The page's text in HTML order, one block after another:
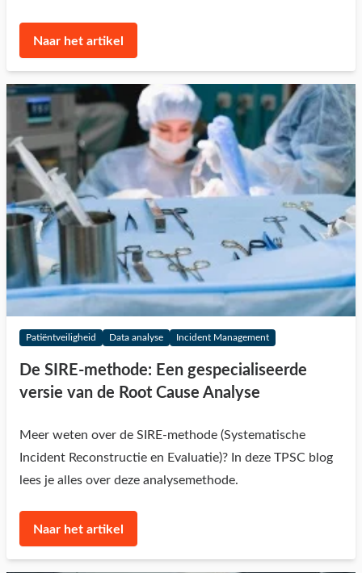
Naar het artikel
Patiëntveiligheid Data analyse Incident Management
De SIRE-methode: Een gespecialiseerde
versie van de Root Cause Analyse
Meer weten over de SIRE-methode (Systematische
Incident Reconstructie en Evaluatie)? In deze TPSC blog
lees je alles over deze analysemethode.
Naar het artikel